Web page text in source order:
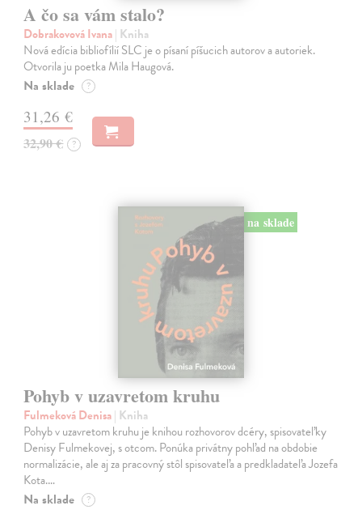
A čo sa vám stalo?
Dobrakovová Ivana| Kniha
Nová edícia bibliofílií SLC je o písaní píšucich autorov a autoriek.
Otvorila ju poetka Mila Haugová.
Na sklade ?
31,26 €
32,90 € ?
na sklade
Pohyb v uzavretom kruhu
Fulmeková Denisa| Kniha
Pohyb v uzavretom kruhu je knihou rozhovorov dcéry, spisovateľky
Denisy Fulmekovej, s otcom. Ponúka privátny pohľad na obdobie
normalizácie, ale aj za pracovný stôl spisovateľa a predkladateľa Jozefa
Kota.…
Na sklade ?